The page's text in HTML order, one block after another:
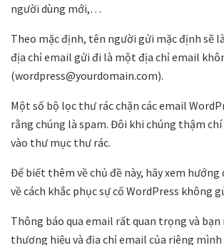
người dùng mới,…
Theo mặc định, tên người gửi mặc định sẽ là
địa chỉ email gửi đi là một địa chỉ email
(wordpress@yourdomain.com).
Một số bộ lọc thư rác chặn các email
rằng chúng là spam. Đôi khi chúng thậm
vào thư mục thư rác.
Để biết thêm về chủ đề này, hãy xem hướng
về cách khắc phục sự cố WordPress không
Thông báo qua email rất quan trọng và bạn
thương hiệu và địa chỉ email của riêng mình